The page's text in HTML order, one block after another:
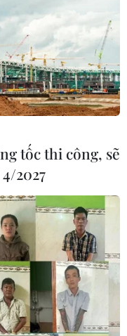
tốc thi công, sẽ
2027